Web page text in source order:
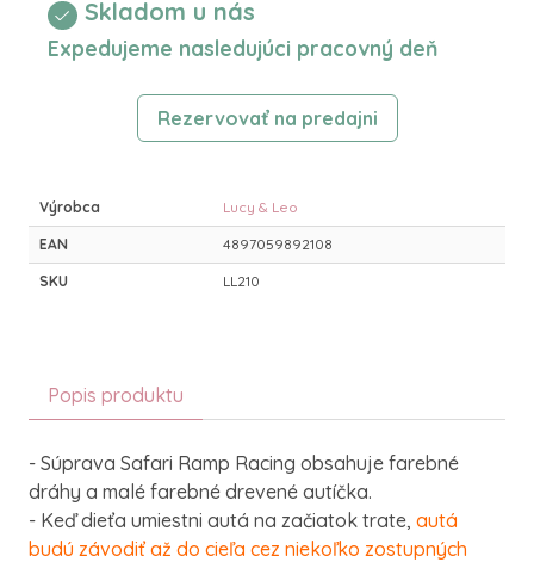
Skladom u nás
Expedujeme nasledujúci pracovný deň
Rezervovať na predajni
Výrobca Lucy & Leo
EAN 4897059892108
SKU LL210
Popis produktu
- Súprava Safari Ramp Racing obsahuje farebné
dráhy a malé farebné drevené autíčka.
- Keď dieťa umiestni autá na začiatok trate, autá
budú závodiť až do cieľa cez niekoľko zostupných